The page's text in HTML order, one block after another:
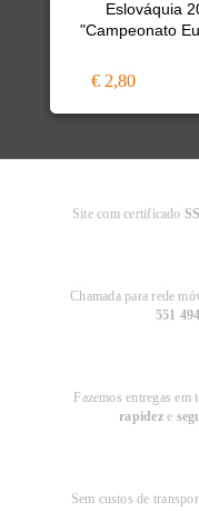
Eslováquia
"Campeonato
€ 2,80
Site com certificado
Chamada para rede
551 494
Fazemos entregas em
rapideze
Sem custos de